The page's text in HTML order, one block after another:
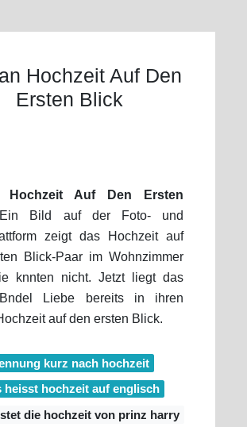
Hochzeit Auf Den
Ersten Blick
Hochzeit Auf Den Ersten
Bild auf der Foto- und
zeigt das Hochzeit auf
Blick-Paar im Wohnzimmer
knnten nicht. Jetzt liegt das
Liebe bereits in ihren
auf den ersten Blick.
kurz nach hochzeit
heisst hochzeit auf englisch
die hochzeit von prinz harry